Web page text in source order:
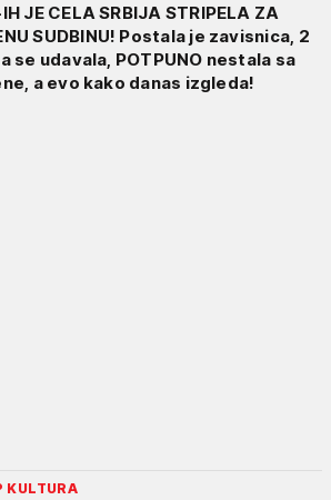
JE CELA SRBIJA STRIPELA ZA
SUDBINU! Postala je zavisnica, 2
se udavala, POTPUNO nestala sa
a evo kako danas izgleda!
KULTURA